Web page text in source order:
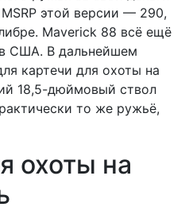
этой версии — 290,
Maverick 88 всё ещё
США. В дальнейшем
картечи для охоты на
18,5-дюймовый ствол
то же ружьё,
охоты на